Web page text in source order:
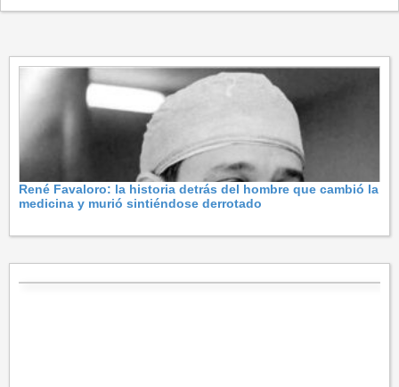
René Favaloro: la historia detrás del hombre que cambió la
medicina y murió sintiéndose derrotado